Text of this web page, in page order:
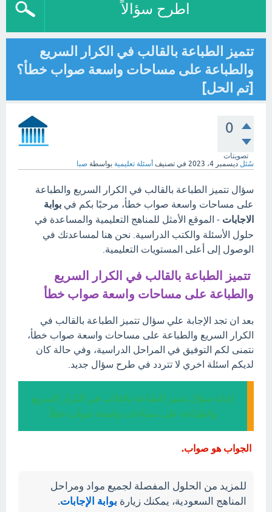
اطرح سؤالاً
تتميز الطباعة بالقالب في الكرار السريع
والطباعة على مساحات واسعة صواب خطأ؟
[تم الحل]
0
تصويتات
سُئل ديسمبر 4، 2023 في تصنيف أسئلة تعليمية بواسطة صبا
سؤال تتميز الطباعة بالقالب في الكرار السريع والطباعة
على مساحات واسعة صواب خطأ، مرحبًا بكم في بوابة
الاجابات - الموقع الأمثل للمناهج التعليمية والمساعدة في
حلول الأسئلة والكتب الدراسية. نحن هنا لمساعدتك في
الوصول إلى أعلى المستويات التعليمية.
تتميز الطباعة بالقالب في الكرار السريع
والطباعة على مساحات واسعة صواب خطأ
بعد ان تجد الإجابة علي سؤال تتميز الطباعة بالقالب في
الكرار السريع والطباعة على مساحات واسعة صواب خطأ،
نتمنى لكم التوفيق في المراحل الدراسية، وفي حالة كان
لديكم اسئلة اخري لا تتردد في طرح سؤال جديد.
إجابة سؤال تتميز الطباعة بالقالب في الكرار السريع
والطباعة على مساحات واسعة صواب خطأ
الجواب هو صواب.
للمزيد من الحلول المفصلة لجميع مواد ومراحل
المناهج السعودية، يمكنك زيارة بوابة الإجابات.